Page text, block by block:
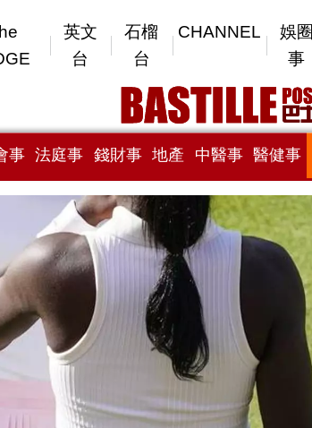
英文
台
石榴
台
CHANNEL
娛圈
事
事 法庭事 錢財事 地產 中醫事 醫健事